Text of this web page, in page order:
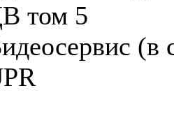
том 5
(в